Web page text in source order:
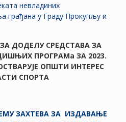
невладиних
грађана у Граду Прокупљу и
ДОДЕЛУ СРЕДСТАВА ЗА
ПРОГРАМа ЗА 2023.
ОПШТИ ИНТЕРЕС
СПОРТА
ЗАХТЕВА ЗА ИЗДАВАЊЕ